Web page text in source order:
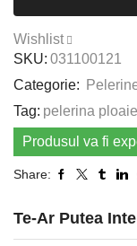
Wishlist
SKU: 031100121
Categorie:
Tag: pelerina ploaie
Produsul va fi
Share:
Te-Ar Putea